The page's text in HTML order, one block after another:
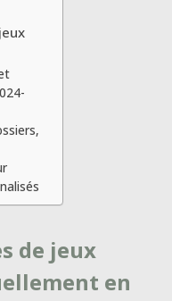
de jeux
en